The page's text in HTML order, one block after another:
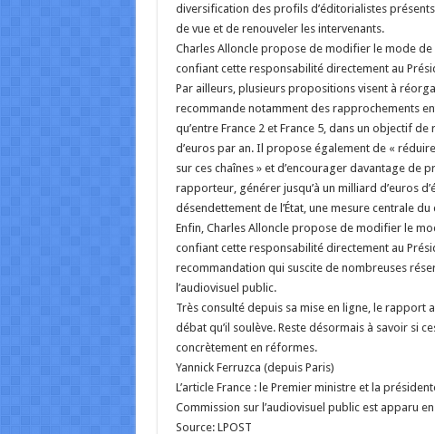
diversification des profils d’éditorialistes
de vue et de renouveler les intervenants.
Charles Alloncle propose de modifier le mode
confiant cette responsabilité directement au
Par ailleurs, plusieurs propositions visent à
recommande notamment des rapprochements
qu’entre France 2 et France 5, dans un objectif
d’euros par an. Il propose également de «
sur ces chaînes » et d’encourager davantage
rapporteur, générer jusqu’à un milliard d’euros
désendettement de l’État, une mesure centrale
Enfin, Charles Alloncle propose de modifier le
confiant cette responsabilité directement au
recommandation qui suscite de nombreuses
l’audiovisuel public.
Très consulté depuis sa mise en ligne, le rapport
débat qu’il soulève. Reste désormais à savoir si
concrètement en réformes.
Yannick Ferruzca (depuis Paris)
L’article France : le Premier ministre et la
Commission sur l’audiovisuel public est apparu
Source: LPOST